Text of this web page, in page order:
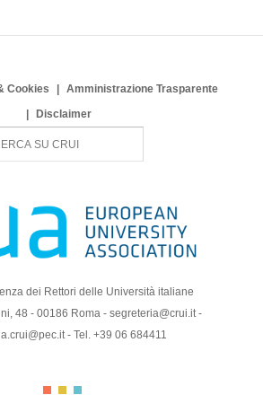
Cookies
Amministrazione Trasparente
Disclaimer
dei Rettori delle Università italiane
48 - 00186 Roma - segreteria@crui.it -
- Tel. +39 06 684411